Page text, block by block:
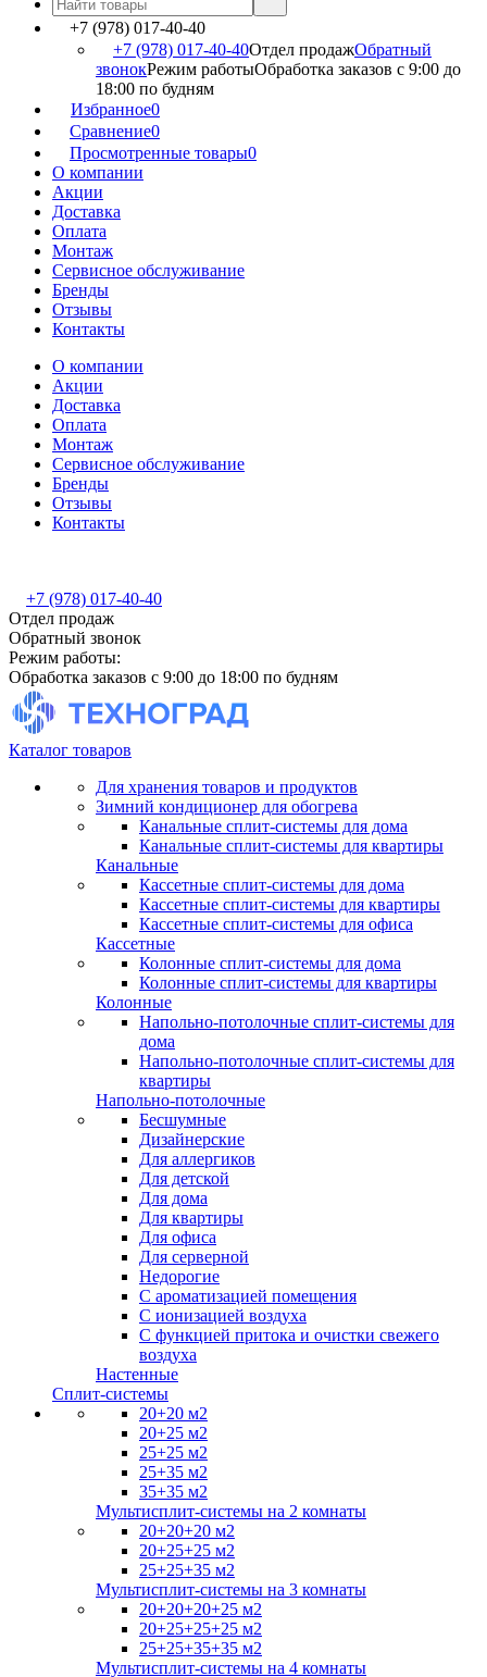
+7 (978) 017-40-40
+7 (978) 017-40-40Отдел продажОбратный
звонокРежим работыОбработка заказов с 9:00 до
18:00 по будням
Избранное0
Сравнение0
Просмотренные товары0
О компании
Акции
Доставка
Оплата
Монтаж
Сервисное обслуживание
Бренды
Отзывы
Контакты
О компании
Акции
Доставка
Оплата
Монтаж
Сервисное обслуживание
Бренды
Отзывы
Контакты
+7 (978) 017-40-40
Отдел продаж
Обратный звонок
Режим работы:
Обработка заказов с 9:00 до 18:00 по будням
Каталог товаров
Для хранения товаров и продуктов
Зимний кондиционер для обогрева
Канальные сплит-системы для дома
Канальные сплит-системы для квартиры
Канальные
Кассетные сплит-системы для дома
Кассетные сплит-системы для квартиры
Кассетные сплит-системы для офиса
Кассетные
Колонные сплит-системы для дома
Колонные сплит-системы для квартиры
Колонные
Напольно-потолочные сплит-системы для
дома
Напольно-потолочные сплит-системы для
квартиры
Напольно-потолочные
Бесшумные
Дизайнерские
Для аллергиков
Для детской
Для дома
Для квартиры
Для офиса
Для серверной
Недорогие
С ароматизацией помещения
С ионизацией воздуха
С функцией притока и очистки свежего
воздуха
Настенные
Сплит-системы
20+20 м2
20+25 м2
25+25 м2
25+35 м2
35+35 м2
Мультисплит-системы на 2 комнаты
20+20+20 м2
20+25+25 м2
25+25+35 м2
Мультисплит-системы на 3 комнаты
20+20+20+25 м2
20+25+25+25 м2
25+25+35+35 м2
Мультисплит-системы на 4 комнаты